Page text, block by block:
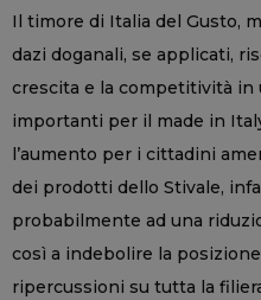
Il timore di Italia del Gusto,
dazi doganali, se applicati,
crescita e la competitività in
importanti per il made in
l’aumento per i cittadini
dei prodotti dello Stivale,
probabilmente ad una
così a indebolire la
ripercussioni su tutta la